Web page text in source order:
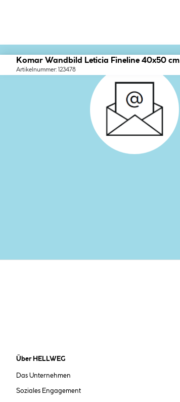
Komar Wandbild Leticia Fineline 40x50 cm
Artikelnummer: 123478
Über HELLWEG
Das Unternehmen
Soziales Engagement